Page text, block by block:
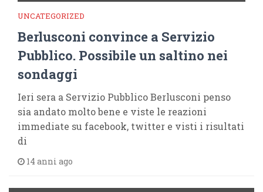
UNCATEGORIZED
Berlusconi convince a Servizio
Pubblico. Possibile un saltino nei
sondaggi
Ieri sera a Servizio Pubblico Berlusconi penso
sia andato molto bene e viste le reazioni
immediate su facebook, twitter e visti i risultati
di
14 anni ago